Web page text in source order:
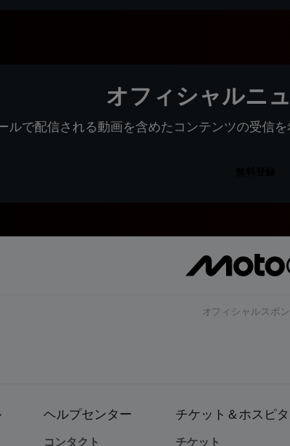
オフィシャルニ
ルで配信される動画を含めたコンテンツの受信
オフィシャルスポ
ヘルプセンター
コンタクト
チケット＆ホスピ
チケット